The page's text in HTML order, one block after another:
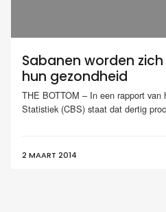
Sabanen worden
hun gezondheid
THE BOTTOM – In een rapport van
Statistiek (CBS) staat dat dertig
2 MAART 2014